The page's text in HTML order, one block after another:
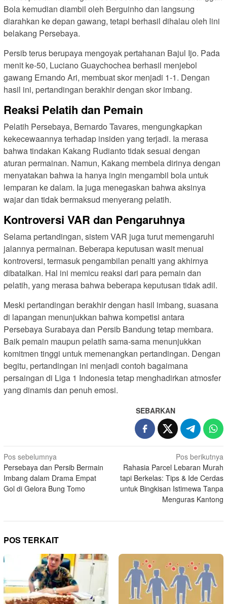
Bola kemudian diambil oleh Berguinho dan langsung
diarahkan ke depan gawang, tetapi berhasil dihalau oleh lini
belakang Persebaya.
Persib terus berupaya mengoyak pertahanan Bajul Ijo. Pada
menit ke-50, Luciano Guaychochea berhasil menjebol
gawang Ernando Ari, membuat skor menjadi 1-1. Dengan
hasil ini, pertandingan berakhir dengan skor imbang.
Reaksi Pelatih dan Pemain
Pelatih Persebaya, Bernardo Tavares, mengungkapkan
kekecewaannya terhadap insiden yang terjadi. Ia merasa
bahwa tindakan Kakang Rudianto tidak sesuai dengan
aturan permainan. Namun, Kakang membela dirinya dengan
menyatakan bahwa ia hanya ingin mengambil bola untuk
lemparan ke dalam. Ia juga menegaskan bahwa aksinya
wajar dan tidak bermaksud menyerang pelatih.
Kontroversi VAR dan Pengaruhnya
Selama pertandingan, sistem VAR juga turut memengaruhi
jalannya permainan. Beberapa keputusan wasit menuai
kontroversi, termasuk pengambilan penalti yang akhirnya
dibatalkan. Hal ini memicu reaksi dari para pemain dan
pelatih, yang merasa bahwa beberapa keputusan tidak adil.
Meski pertandingan berakhir dengan hasil imbang, suasana
di lapangan menunjukkan bahwa kompetisi antara
Persebaya Surabaya dan Persib Bandung tetap membara.
Baik pemain maupun pelatih sama-sama menunjukkan
komitmen tinggi untuk memenangkan pertandingan. Dengan
begitu, pertandingan ini menjadi contoh bagaimana
persaingan di Liga 1 Indonesia tetap menghadirkan atmosfer
yang dinamis dan penuh emosi.
SEBARKAN
N
a
v
s
i
o
s
Pos sebelumnya
Persebaya dan Persib Bermain
Imbang dalam Drama Empat
Gol di Gelora Bung Tomo
Pos berikutnya
Rahasia Parcel Lebaran Murah
tapi Berkelas: Tips & Ide Cerdas
untuk Bingkisan Istimewa Tanpa
Menguras Kantong
POS TERKAIT